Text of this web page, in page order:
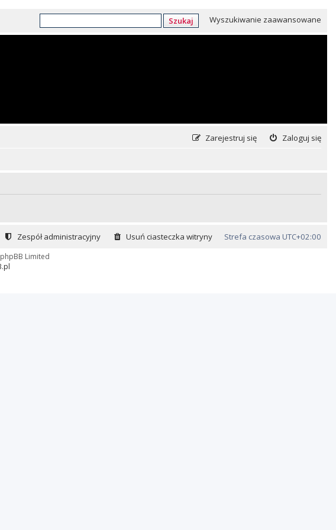
Szukaj Wyszukiwanie zaawansowane
Zaloguj się
Zarejestruj się
Strefa czasowa UTC+02:00
Usuń ciasteczka witryny
Zespół administracyjny
Limited